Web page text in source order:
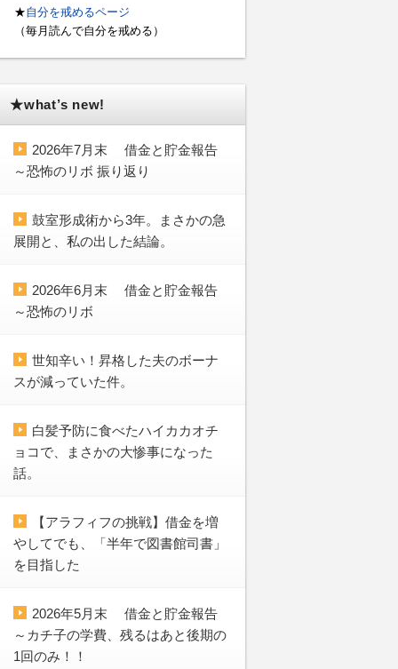
★自分を戒めるページ
（毎月読んで自分を戒める）
★what’s new!
2026年7月末 借金と貯金報告
～恐怖のリボ 振り返り
鼓室形成術から3年。まさかの急
展開と、私の出した結論。
2026年6月末 借金と貯金報告
～恐怖のリボ
世知辛い！昇格した夫のボーナ
スが減っていた件。
白髪予防に食べたハイカカオチ
ョコで、まさかの大惨事になった
話。
【アラフィフの挑戦】借金を増
やしてでも、「半年で図書館司書」
を目指した
2026年5月末 借金と貯金報告
～カチ子の学費、残るはあと後期の
1回のみ！！